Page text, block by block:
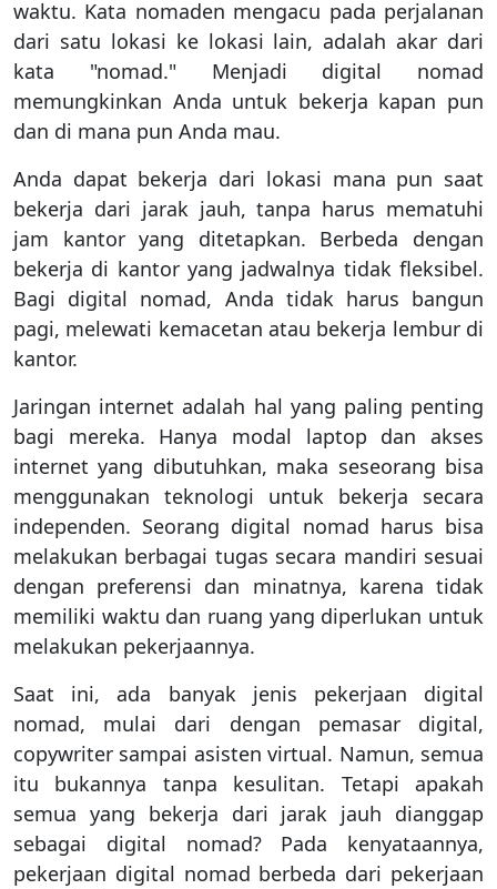
waktu. Kata nomaden mengacu pada perjalanan
dari satu lokasi ke lokasi lain, adalah akar dari
kata "nomad." Menjadi digital nomad
memungkinkan Anda untuk bekerja kapan pun
dan di mana pun Anda mau.
Anda dapat bekerja dari lokasi mana pun saat
bekerja dari jarak jauh, tanpa harus mematuhi
jam kantor yang ditetapkan. Berbeda dengan
bekerja di kantor yang jadwalnya tidak fleksibel.
Bagi digital nomad, Anda tidak harus bangun
pagi, melewati kemacetan atau bekerja lembur di
kantor.
Jaringan internet adalah hal yang paling penting
bagi mereka. Hanya modal laptop dan akses
internet yang dibutuhkan, maka seseorang bisa
menggunakan teknologi untuk bekerja secara
independen. Seorang digital nomad harus bisa
melakukan berbagai tugas secara mandiri sesuai
dengan preferensi dan minatnya, karena tidak
memiliki waktu dan ruang yang diperlukan untuk
melakukan pekerjaannya.
Saat ini, ada banyak jenis pekerjaan digital
nomad, mulai dari dengan pemasar digital,
copywriter sampai asisten virtual. Namun, semua
itu bukannya tanpa kesulitan. Tetapi apakah
semua yang bekerja dari jarak jauh dianggap
sebagai digital nomad? Pada kenyataannya,
pekerjaan digital nomad berbeda dari pekerjaan